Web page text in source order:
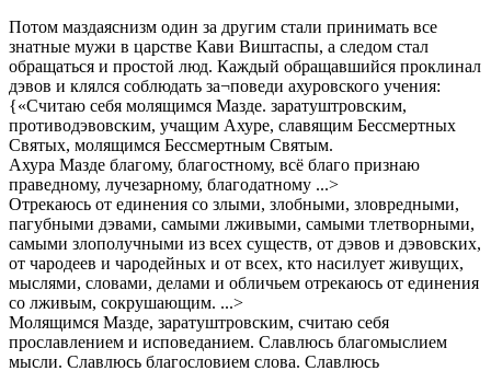
Потом маздаяснизм один за другим стали принимать все
знатные мужи в царстве Кави Виштаспы, а следом стал
обращаться и простой люд. Каждый обращавшийся проклинал
дэвов и клялся соблюдать за¬поведи ахуровского учения:
{«Считаю себя молящимся Мазде. заратуштровским,
противодэвовским, учащим Ахуре, славящим Бессмертных
Святых, молящимся Бессмертным Святым.
Ахура Мазде благому, благостному, всё благо признаю
праведному, лучезарному, благодатному ...>
Отрекаюсь от единения со злыми, злобными, зловредными,
пагубными дэвами, самыми лживыми, самыми тлетворными,
самыми злополучными из всех существ, от дэвов и дэвовских,
от чародеев и чародейных и от всех, кто насилует живущих,
мыслями, словами, делами и обличьем отрекаюсь от единения
со лживым, сокрушающим. ...>
Молящимся Мазде, заратуштровским, считаю себя
прославлением и исповеданием. Славлюсь благомыслием
мысли. Славлюсь благословием слова. Славлюсь